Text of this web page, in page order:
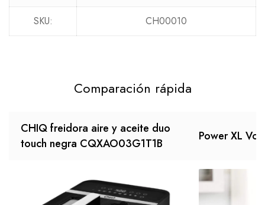
SKU: CH00010
Comparación rápida
CHIQ freidora aire y aceite duo
touch negra CQXAO03G1T1B
Power XL